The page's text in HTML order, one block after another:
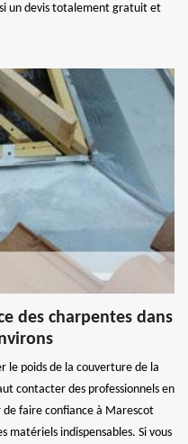
un devis totalement gratuit et
des charpentes dans
le poids de la couverture de la
contacter des professionnels en
faire confiance à Marescot
matériels indispensables. Si vous